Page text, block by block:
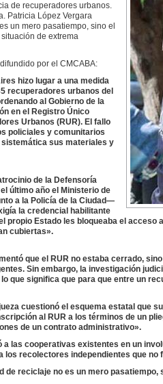
de recuperadores urbanos.
Patricia López Vergara
un mero pasatiempo, sino el
de extrema
por el CMCABA:
hizo lugar a una medida
recuperadores urbanos del
al Gobierno de la
en el Registro Único
Urbanos (RUR). El fallo
policiales y comunitarios
sus materiales y
de la Defensoría
último año el Ministerio de
a la Policía de la Ciudad—
la credencial habilitante
propio Estado les bloqueaba el
cubiertas».
que el RUR no estaba cerrado,
Sin embargo, la investigación
que significa que para que entre un
cuestionó el esquema estatal que
al RUR a los términos de un
de un contrato administrativo».
a las cooperativas existentes en un
los recolectores independientes que
de reciclaje no es un mero